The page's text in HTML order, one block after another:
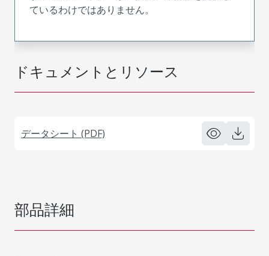
ドキュメントとリソース
データシート (PDF)
ているわけではありません。
部品詳細